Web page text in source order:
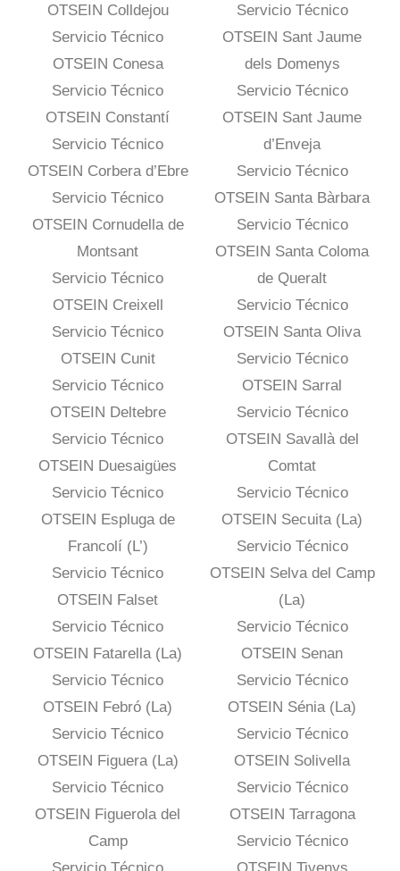
OTSEIN Colldejou
Servicio Técnico
OTSEIN Conesa
Servicio Técnico
OTSEIN Constantí
Servicio Técnico
OTSEIN Corbera d’Ebre
Servicio Técnico
OTSEIN Cornudella de
Montsant
Servicio Técnico
OTSEIN Creixell
Servicio Técnico
OTSEIN Cunit
Servicio Técnico
OTSEIN Deltebre
Servicio Técnico
OTSEIN Duesaigües
Servicio Técnico
OTSEIN Espluga de
Francolí (L’)
Servicio Técnico
OTSEIN Falset
Servicio Técnico
OTSEIN Fatarella (La)
Servicio Técnico
OTSEIN Febró (La)
Servicio Técnico
OTSEIN Figuera (La)
Servicio Técnico
OTSEIN Figuerola del
Camp
Servicio Técnico
OTSEIN Sant Jaume
dels Domenys
Servicio Técnico
OTSEIN Sant Jaume
d’Enveja
Servicio Técnico
OTSEIN Santa Bàrbara
Servicio Técnico
OTSEIN Santa Coloma
de Queralt
Servicio Técnico
OTSEIN Santa Oliva
Servicio Técnico
OTSEIN Sarral
Servicio Técnico
OTSEIN Savallà del
Comtat
Servicio Técnico
OTSEIN Secuita (La)
Servicio Técnico
OTSEIN Selva del Camp
(La)
Servicio Técnico
OTSEIN Senan
Servicio Técnico
OTSEIN Sénia (La)
Servicio Técnico
OTSEIN Solivella
Servicio Técnico
OTSEIN Tarragona
Servicio Técnico